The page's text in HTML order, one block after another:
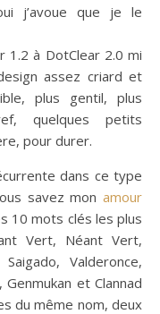
j’avoue que je le
1.2 à DotClear 2.0 mi
assez criard et
plus gentil, plus
quelques petits
pour durer.
dans ce type
savez mon amour
10 mots clés les plus
Vert, Néant Vert,
Valderonce,
et Clannad
du même nom, deux